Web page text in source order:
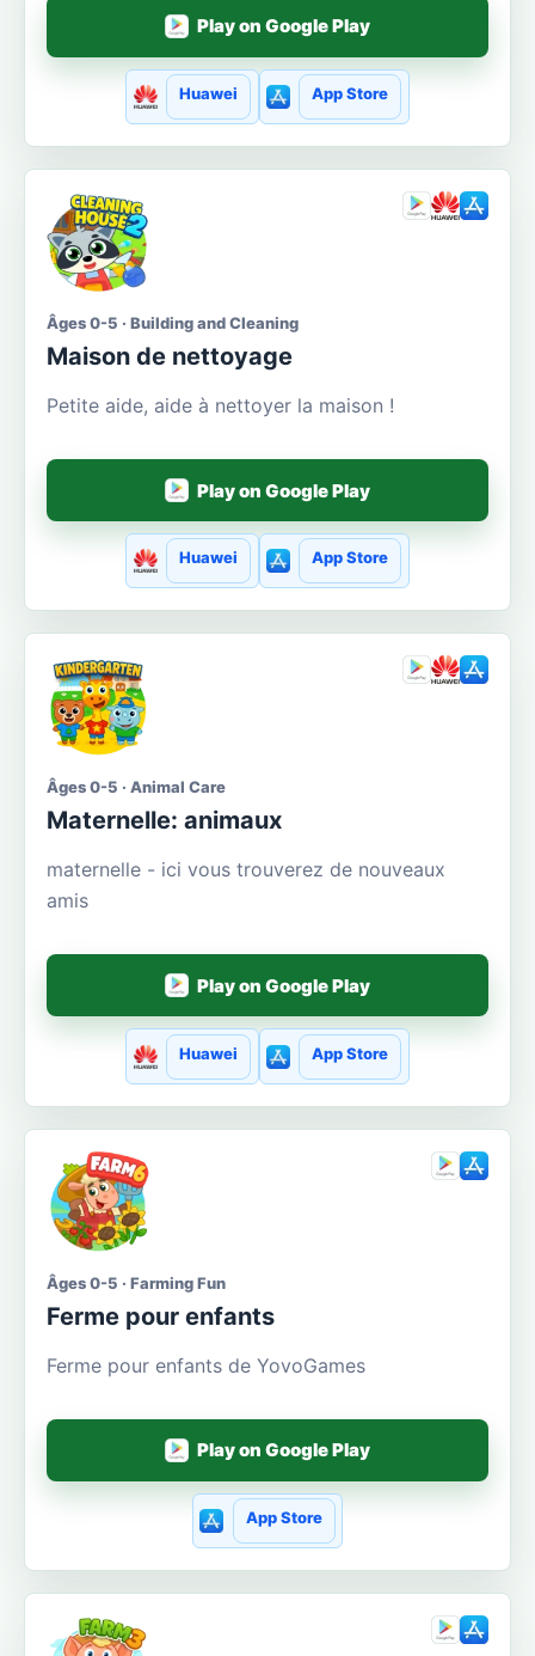
Play on Google Play
Huawei App Store
Âges 0-5 · Building and Cleaning
Maison de nettoyage
Petite aide, aide à nettoyer la maison !
Play on Google Play
Huawei App Store
Âges 0-5 · Animal Care
Maternelle: animaux
maternelle - ici vous trouverez de nouveaux
amis
Play on Google Play
Huawei App Store
Âges 0-5 · Farming Fun
Ferme pour enfants
Ferme pour enfants de YovoGames
Play on Google Play
App Store